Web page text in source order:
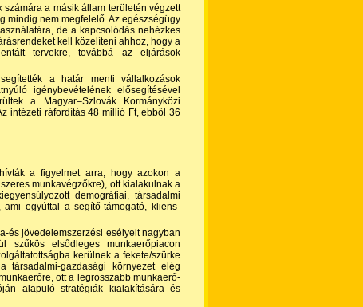
a másik állam területén végzett
mindig nem megfelelő. Az egészségügy
de a kapcsolódás nehézkes
kell közelíteni ahhoz, hogy a
tervekre, továbbá az eljárások
a határ menti vállalkozások
igénybevételének elősegítésével
a Magyar–Szlovák Kormányközi
intézeti ráfordítás 48 millió Ft, ebből 36
a figyelmet arra, hogy azokon a
munkavégzőkre), ott kialakulnak a
demográfiai, társadalmi
egyúttal a segítő-támogató, kliens-
és jövedelemszerzési esélyeit nagyban
szűkös elsődleges munkaerőpiacon
kerülnek a fekete/szürke
társadalmi-gazdasági környezet elég
ott a legrosszabb munkaerő-
alapuló stratégiák kialakítására és